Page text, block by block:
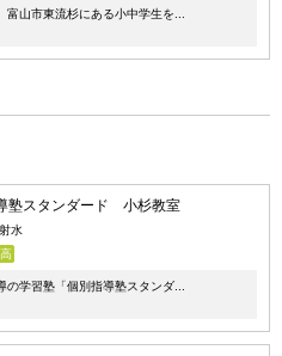
富山市東流杉にある小中学生を...
塾スタンダード 小杉教室
水
高
の学習塾「個別指導塾スタンダ...